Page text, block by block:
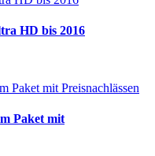
HD bis 2016
Paket mit